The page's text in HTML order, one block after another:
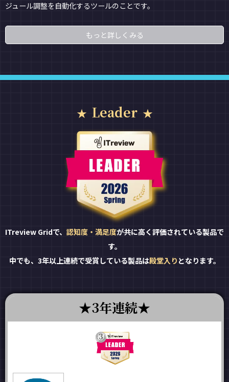
ジュール調整を自動化するツールのことです。
もっと詳しくみる
Leader
ITreview Gridで、 認知度・満足度が共に高く評価されている製品で
す。
中でも、3年以上連続で受賞している製品は殿堂入り となります。
3年連続